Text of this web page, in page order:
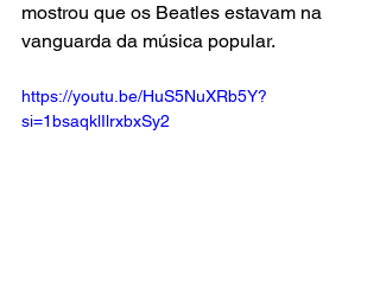
mostrou que os Beatles estavam na
vanguarda da música popular.
https://youtu.be/HuS5NuXRb5Y?
si=1bsaqklIlrxbxSy2